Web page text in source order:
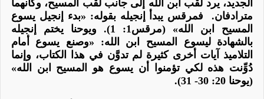
الجديد، يرد لقب ابن الله إلى جانب لقب المسيح، وكأنهما
مترادفان. فمرقس يبدأ إنجيله بقوله: «بدء إنجيليسوع
المسيح ابن الله
» (مرقس1: 1). ويوحنا يختم إنجيله
بالشهادة ليسوع المسيح ابن الله: «وصنع يسوع أمام
التلاميذ آيات أخرى كثيرة لم تدوَّن في هذا الكتاب، وإنما
دُوِّنت هذه لكي تؤمنوا أن يسوع هو المسيح ابن الله»
(يوحنا 20: 30- 31).